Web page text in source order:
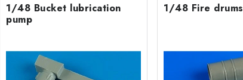
1/48 Bucket lubrication
pump
1/48 Fire drums